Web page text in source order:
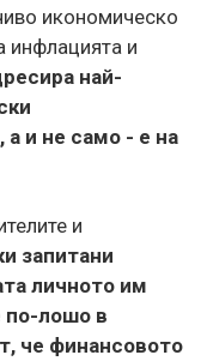
икономическо
инфлацията и
най-
а и не само - е на
и
запитани
личното им
по-лошо в
че финансовото